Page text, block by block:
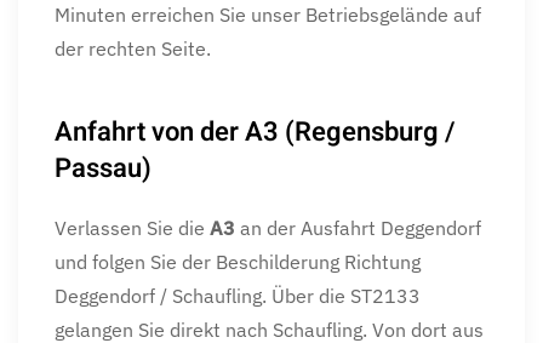
Minuten erreichen Sie unser Betriebsgelände auf
der rechten Seite.
Anfahrt von der A3 (Regensburg /
Passau)
Verlassen Sie die A3 an der Ausfahrt Deggendorf
und folgen Sie der Beschilderung Richtung
Deggendorf / Schaufling. Über die ST2133
gelangen Sie direkt nach Schaufling. Von dort aus